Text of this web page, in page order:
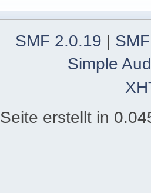
SMF 2.0.19 |
Simple
Seite erstellt in